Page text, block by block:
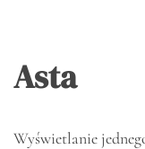
Asta
Wyświetlanie